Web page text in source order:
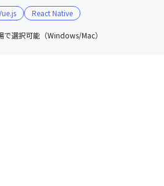
React Native
で選択可能（Windows/Mac）